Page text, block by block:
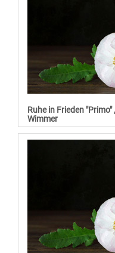
Ruhe in Frieden
Wimmer